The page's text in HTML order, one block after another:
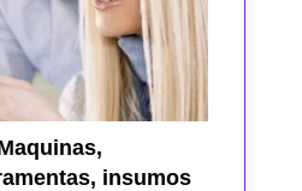
insumos